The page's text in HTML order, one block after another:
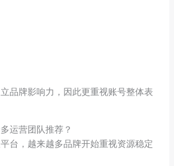
品牌影响力，因此更重视账号整体表
运营团队推荐？
台，越来越多品牌开始重视资源稳定